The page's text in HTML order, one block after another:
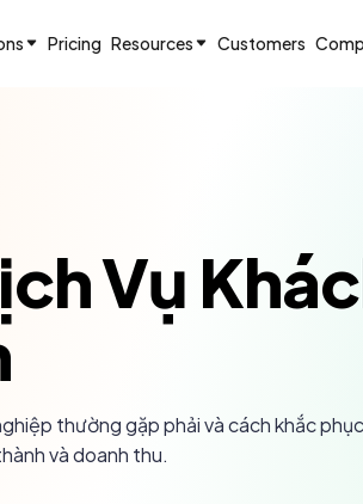
Pricing Resources Customers
Vụ
thường gặp phải và cách khắc phục
và doanh thu.